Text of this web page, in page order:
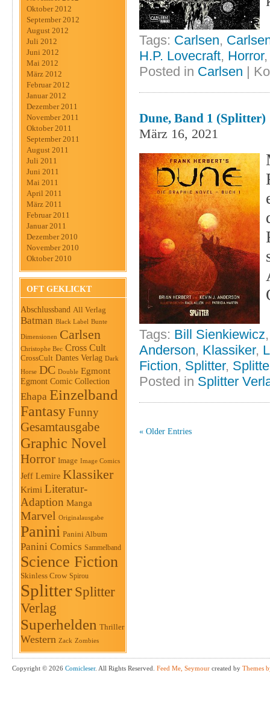
Oktober 2012
September 2012
August 2012
Juli 2012
Juni 2012
Mai 2012
März 2012
Februar 2012
Januar 2012
Dezember 2011
November 2011
Oktober 2011
September 2011
August 2011
Juli 2011
Juni 2011
Mai 2011
April 2011
März 2011
Februar 2011
Januar 2011
Dezember 2010
November 2010
Oktober 2010
OFT GEKLICKT
Abschlussband All Verlag
Batman Black Label Bunte
Dimensionen Carlsen
Christophe Bec Cross Cult
CrossCult Dantes Verlag Dark
Horse DC Double Egmont
Egmont Comic Collection
Ehapa Einzelband
FantasyFunny
Gesamtausgabe
Graphic Novel
Horror Image Image Comics
Jeff Lemire Klassiker
Krimi Literatur-
Adaption Manga
Marvel Originalausgabe
Panini Panini Album
Panini Comics Sammelband
Science Fiction
Skinless Crow Spirou
Splitter Splitter
Verlag
Superhelden Thriller
Western Zack Zombies
Tags: Carlsen,
H.P. Lovecraft, Horror
Posted in Carlsen |
Dune, Band 1 (Splitter)
März 16, 2021
Tags: Bill Sienkiewicz
Anderson, Klassiker,
Fiction, Splitter,
Posted in Splitter
« Older Entries
Copyright © 2026 Comicleser. All Rights Reserved. Feed Me, Seymour created by Themes